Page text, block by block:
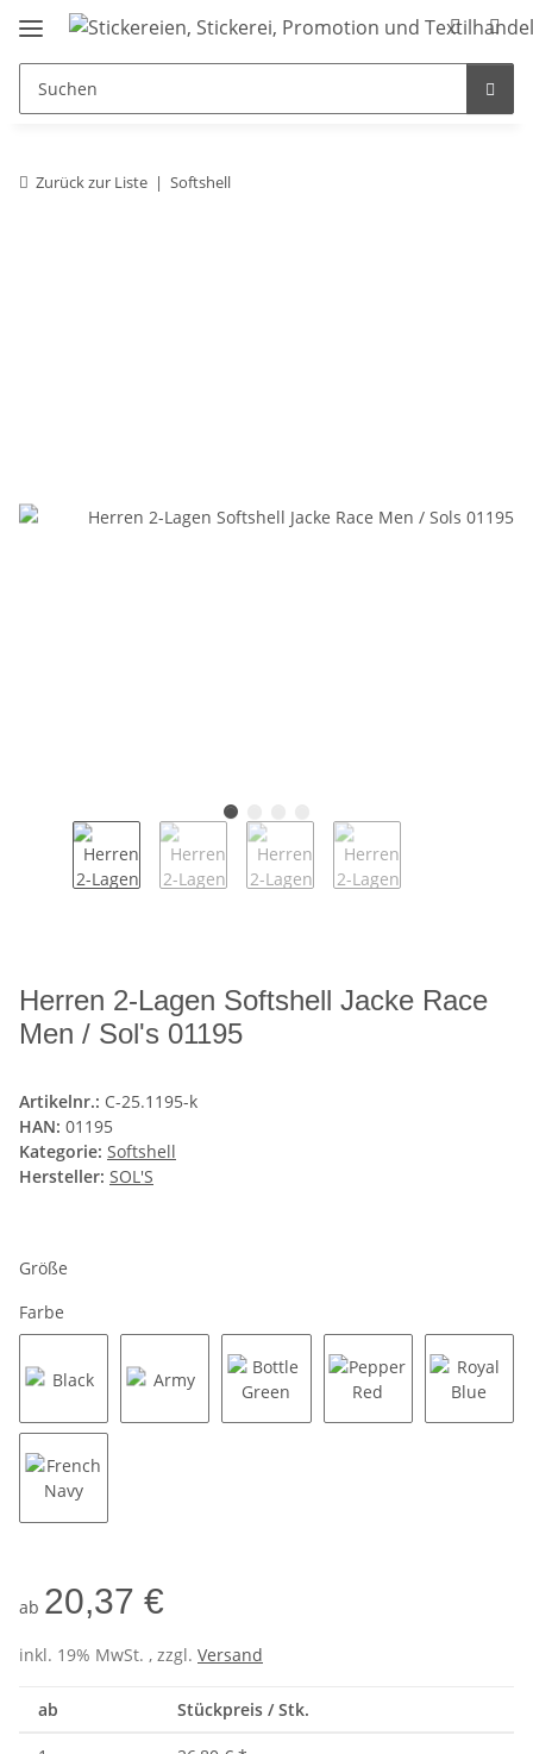
Zurück zur Liste Softshell
Herren 2-Lagen Softshell Jacke Race
Men / Sol's 01195
Artikelnr.: C-25.1195-k
HAN: 01195
Kategorie: Softshell
Hersteller: SOL'S
Größe
Farbe
Black
ab 20,37 €
inkl. 19% MwSt. , zzgl. Versand
ab Stückpreis / Stk.